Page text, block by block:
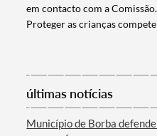
Termo de Pesquisa
em contacto com a Comissão.
Proteger as crianças
últimas notícias
Município de Borba